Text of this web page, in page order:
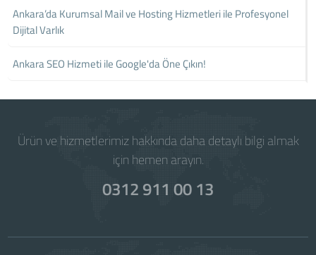
Ankara’da Kurumsal Mail ve Hosting Hizmetleri ile Profesyonel
Dijital Varlık
Ankara SEO Hizmeti ile Google'da Öne Çıkın!
Ürün ve hizmetlerimiz hakkında daha detaylı bilgi almak
için hemen arayın.
0312 911 00 13